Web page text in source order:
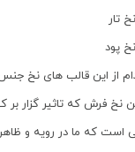
تار
پود
از این قالب های نخ
نخ فرش که تاثیر گزار
ما در رویه و ظاهر فرش میبینیم و ۸۰